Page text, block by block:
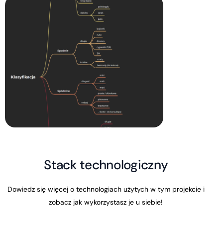
Stack technologiczny
Dowiedz się więcej o technologiach użytych w tym projekcie i
zobacz jak wykorzystasz je u siebie!